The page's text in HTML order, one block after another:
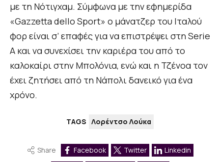
με τη Νότιγχαμ. Σύμφωνα με την εφημερίδα
«Gazzetta dello Sport» ο μάνατζερ του Ιταλού
φορ είναι σ’ επαφές για να επιστρέψει στη Serie
A και να συνεχίσει την καριέρα του από το
καλοκαίρι στην Μπολόνια, ενώ και η Τζένοα τον
έχει ζητήσει από τη Νάπολι δανεικό για ένα
χρόνο.
TAGS Λορέντσο Λούκα
Share Facebook Twitter
Linkedin